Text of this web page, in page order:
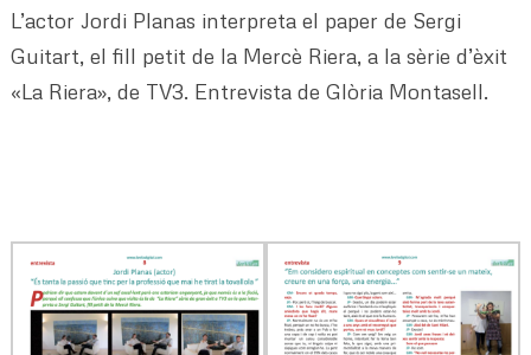
L’actor Jordi Planas interpreta el paper de Sergi
Guitart, el fill petit de la Mercè Riera, a la sèrie d’èxit
«La Riera», de TV3. Entrevista de Glòria Montasell.